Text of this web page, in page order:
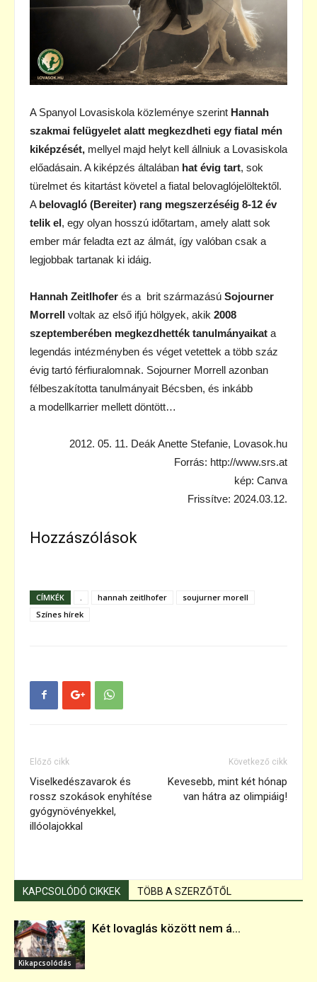
A Spanyol Lovasiskola közleménye szerint Hannah
szakmai felügyelet alatt megkezdheti egy fiatal mén
kiképzését, mellyel majd helyt kell állniuk a Lovasiskola
előadásain. A kiképzés általában hat évig tart, sok
türelmet és kitartást követel a fiatal belovaglójelöltektől.
A belovagló (Bereiter) rang megszerzéséig 8-12 év
telik el, egy olyan hosszú időtartam, amely alatt sok
ember már feladta ezt az álmát, így valóban csak a
legjobbak tartanak ki idáig.
Hannah Zeitlhofer és a brit származású Sojourner
Morrell voltak az első ifjú hölgyek, akik 2008
szeptemberében megkezdhették tanulmányaikat a
legendás intézményben és véget vetettek a több száz
évig tartó férfiuralomnak. Sojourner Morrell azonban
félbeszakította tanulmányait Bécsben, és inkább
a modellkarrier mellett döntött…
2012. 05. 11. Deák Anette Stefanie, Lovasok.hu
Forrás: http://www.srs.at
kép: Canva
Frissítve: 2024.03.12.
Hozzászólások
CÍMKÉK hannah zeitlhofer
soujurner morell
Színes hírek
Előző cikk
Viselkedészavarok és
rossz szokások enyhítése
gyógynövényekkel,
illóolajokkal
Következő cikk
Kevesebb, mint két hónap
van hátra az olimpiáig!
KAPCSOLÓDÓ CIKKEK TÖBB A SZERZŐTŐL
Kikapcsolódás
Két lovaglás között nem á...